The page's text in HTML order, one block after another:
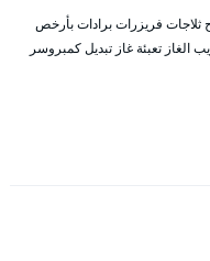
ثلاجات فريزرات برادات بأرخص
الغاز تعبئة غاز تبديل كمبروسر